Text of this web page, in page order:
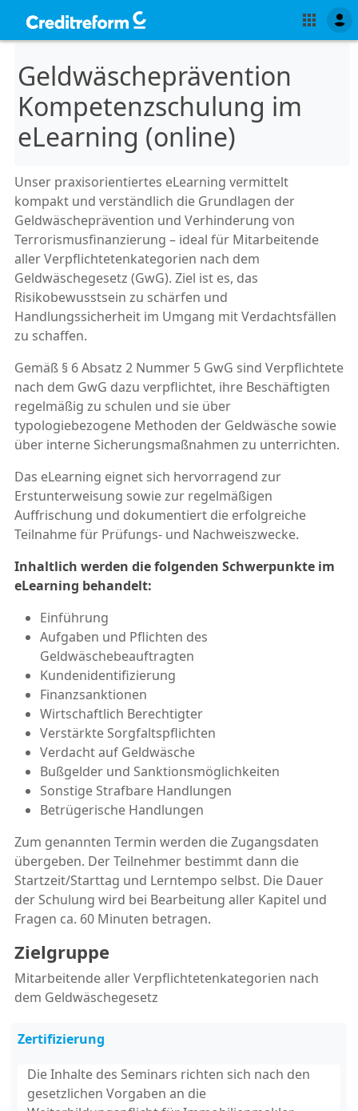
Geldwäscheprävention
Kompetenzschulung im
eLearning (online)
Unser praxisorientiertes eLearning vermittelt
kompakt und verständlich die Grundlagen der
Geldwäscheprävention und Verhinderung von
Terrorismusfinanzierung – ideal für Mitarbeitende
aller Verpflichtetenkategorien nach dem
Geldwäschegesetz (GwG). Ziel ist es, das
Risikobewusstsein zu schärfen und
Handlungssicherheit im Umgang mit Verdachtsfällen
zu schaffen.
Gemäß § 6 Absatz 2 Nummer 5 GwG sind Verpflichtete
nach dem GwG dazu verpflichtet, ihre Beschäftigten
regelmäßig zu schulen und sie über
typologiebezogene Methoden der Geldwäsche sowie
über interne Sicherungsmaßnahmen zu unterrichten.
Das eLearning eignet sich hervorragend zur
Erstunterweisung sowie zur regelmäßigen
Auffrischung und dokumentiert die erfolgreiche
Teilnahme für Prüfungs- und Nachweiszwecke.
Inhaltlich werden die folgenden Schwerpunkte im
eLearning behandelt:
Einführung
Aufgaben und Pflichten des
Geldwäschebeauftragten
Kundenidentifizierung
Finanzsanktionen
Wirtschaftlich Berechtigter
Verstärkte Sorgfaltspflichten
Verdacht auf Geldwäsche
Bußgelder und Sanktionsmöglichkeiten
Sonstige Strafbare Handlungen
Betrügerische Handlungen
Zum genannten Termin werden die Zugangsdaten
übergeben. Der Teilnehmer bestimmt dann die
Startzeit/Starttag und Lerntempo selbst. Die Dauer
der Schulung wird bei Bearbeitung aller Kapitel und
Fragen ca. 60 Minuten betragen.
Zielgruppe
Mitarbeitende aller Verpflichtetenkategorien nach
dem Geldwäschegesetz
Zertifizierung
Die Inhalte des Seminars richten sich nach den
gesetzlichen Vorgaben an die